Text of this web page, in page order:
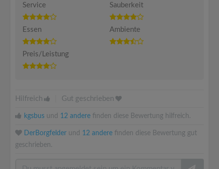
Service
Sauberkeit
Essen Ambiente
Preis/Leistung
Hilfreich Gut geschrieben
kgsbus und 12 andere finden diese Bewertung hilfreich.
DerBorgfelder und 12 andere finden diese Bewertung gut
geschrieben.